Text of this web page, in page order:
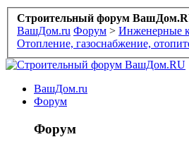
Строительный форум
ВашДом.ru Форум > Инженерные
Отопление, газоснабжение,
ВашДом.ru
Форум
Форум